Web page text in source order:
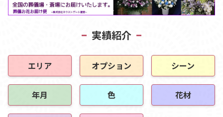
実績紹介
エリア オプション シーン
年月 色 花材